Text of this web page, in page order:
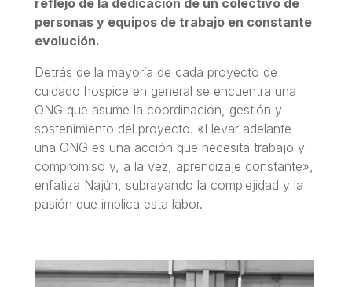
personas y equipos de trabajo en constante
evolución.
Detrás de la mayoría de cada proyecto de
cuidado hospice en general se encuentra una
ONG que asume la coordinación, gestión y
sostenimiento del proyecto. «Llevar adelante
una ONG es una acción que necesita trabajo y
compromiso y, a la vez, aprendizaje constante»,
enfatiza Najún, subrayando la complejidad y la
pasión que implica esta labor.